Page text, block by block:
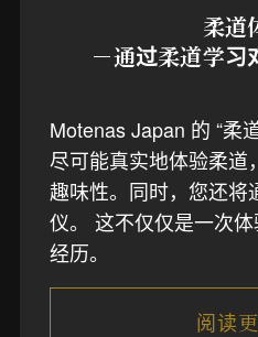
柔道
－通过柔道学习
Motenas Japan 的 “柔
尽可能真实地体验柔道
趣味性。同时，您还将
仪。 这不仅仅是一次
经历。
阅读